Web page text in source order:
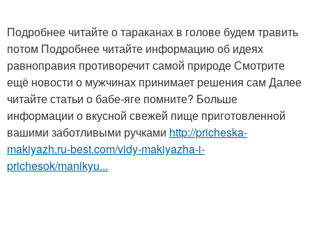
Подробнее читайте о тараканах в голове будем травить
потом Подробнее читайте информацию об идеях
равноправия противоречит самой природе Смотрите
ещё новости о мужчинах принимает решения сам Далее
читайте статьи о бабе-яге помните? Больше
информации о вкусной свежей пище приготовленной
вашими заботливыми ручками http://pricheska-
makiyazh.ru-best.com/vidy-makiyazha-i-
prichesok/manikyu...